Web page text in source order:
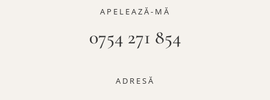
APELEAZĂ-MĂ
0754 271 854
ADRESĂ